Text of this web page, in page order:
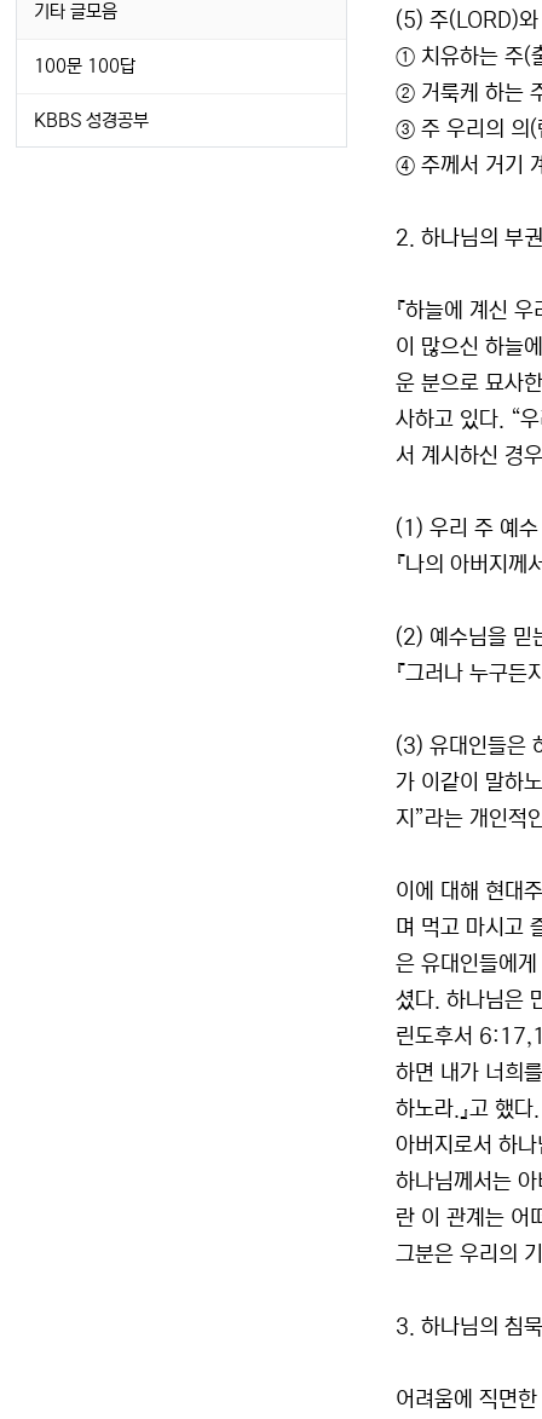
(5) 주(LORD)
① 치유하는 주(
② 거룩케 하는
③ 주 우리의 의
④ 주께서 거기
2. 하나님의 부
『하늘에 계신
이 많으신 하늘
운 분으로 묘사
사하고 있다. “
서 계시하신 경
(1) 우리 주 예
『나의 아버지
(2) 예수님을 믿
『그러나 누구
(3) 유대인들은
가 이같이 말하
지”라는 개인적
이에 대해 현대
며 먹고 마시고
은 유대인들에
셨다. 하나님은
린도후서
하면 내가 너희
하노라.』고 했다.
아버지로서 하
하나님께서는
란 이 관계는 어
그분은 우리의
3. 하나님의 침묵
어려움에 직면
기타 글모음
100문 100답
KBBS 성경공부